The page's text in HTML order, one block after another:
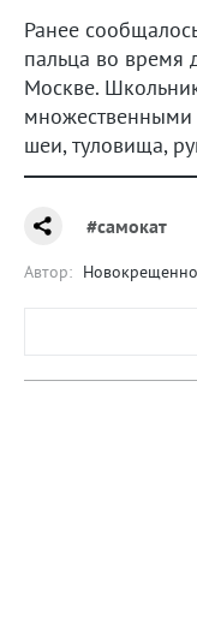
Ранее
пальца во время
Москве.
шеи, туловища,
#самокат
Автор: